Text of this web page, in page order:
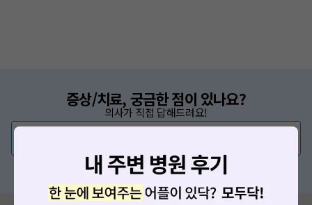
증상/치료, 궁금한 점이 있나요?
의사가 직접 답해드려요!
혹은, 의료상담 서비스에 다양한 게시글 보러가기